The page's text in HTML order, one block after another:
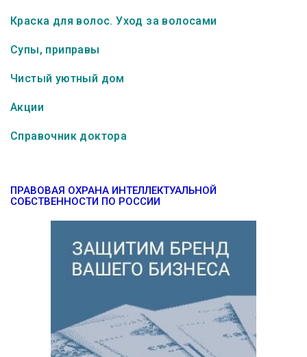
Краска для волос. Уход за волосами
Супы, приправы
Чистый уютный дом
Акции
Справочник доктора
ПРАВОВАЯ ОХРАНА ИНТЕЛЛЕКТУАЛЬНОЙ
СОБСТВЕННОСТИ ПО РОССИИ